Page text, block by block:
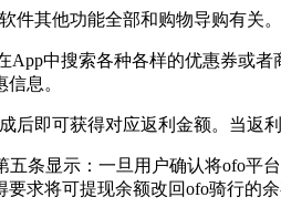
其他功能全部和购物导购有关。
中搜索各种各样的优惠券或者
息。
即可获得对应返利金额。当返利
显示：一旦用户确认将ofo平
求将可提现余额改回ofo骑行的余